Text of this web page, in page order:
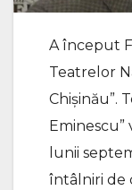
A început
Teatrelor
Chișinău”.
Eminescu”
lunii
întâlniri de